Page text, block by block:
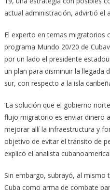
actual administración, advirtió el
El experto en temas migratorios
programa Mundo 20/20 de
por un lado el presidente
un plan para disminuir la llegada
sur, con respecto a la isla
‘La solución que el gobierno
flujo migratorio es enviar dinero
mejorar allí la infraestructura y
objetivo de evitar el tránsito de
explicó el analista
Sin embargo, subrayó, al mismo
Cuba como arma de combate